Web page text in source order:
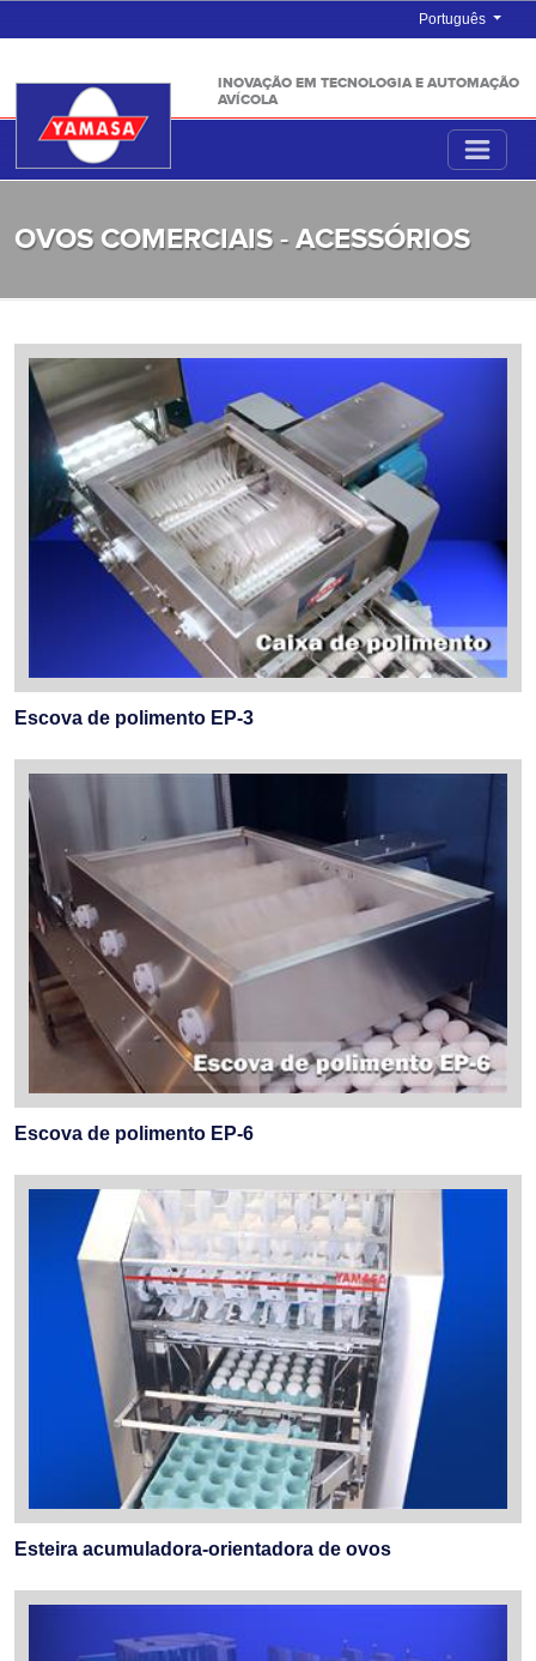
Português
INOVAÇÃO EM TECNOLOGIA E AUTOMAÇÃO
AVÍCOLA
OVOS COMERCIAIS - ACESSÓRIOS
Escova de polimento EP-3
Escova de polimento EP-6
Esteira acumuladora-orientadora de ovos